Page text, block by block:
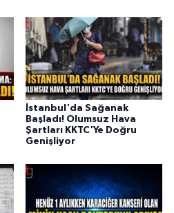
İstanbul'da Sağanak
Başladı! Olumsuz Hava
Şartları KKTC'Ye Doğru
Genişliyor